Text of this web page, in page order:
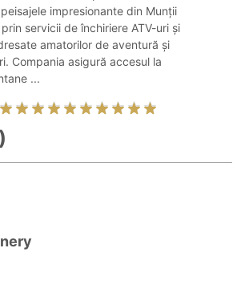
impresionante din Munții
servicii de închiriere ATV-uri și
amatorilor de aventură și
Compania asigură accesul la
...